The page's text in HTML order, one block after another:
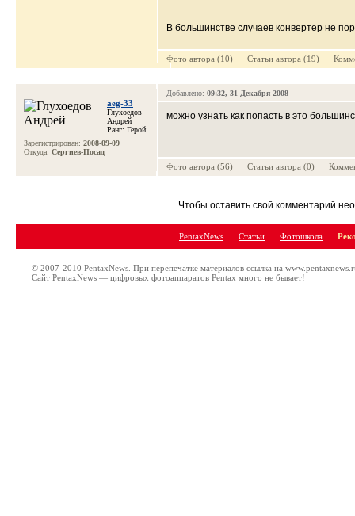
В большинстве случаев конвертер не
Фото автора (10) Cтатьи автора (19)
aeg-33
Глухоедов
Андрей
Ранг: Герой
Зарегистрирован: 2008-09-09
Откуда: Сергиев-Посад
Добавлено: 09:32, 31 Декабря 2008
можно узнать как попасть в это
Фото автора (56) Cтатьи автора (0)
Чтобы оставить свой комментарий
PentaxNews Статьи Фотошкола
© 2007-2010 PentaxNews. При перепечатке материалов ссылка на
Сайт PentaxNews — цифровых фотоаппаратов Pentax много не бывает!